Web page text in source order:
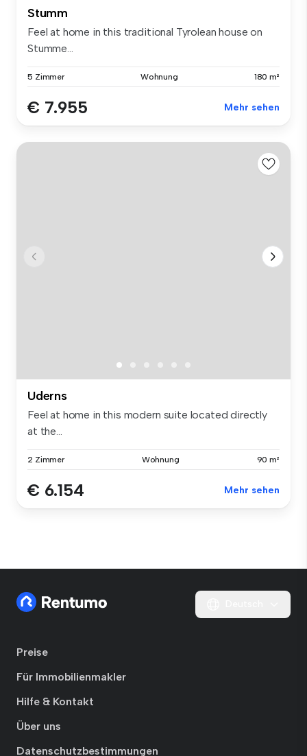
Stumm
Feel at home in this traditional Tyrolean house on
Stumme...
5 Zimmer Wohnung 180 m²
€ 7.955 Mehr sehen
Uderns
Feel at home in this modern suite located directly
at the...
2 Zimmer Wohnung 90 m²
€ 6.154 Mehr sehen
Preise
Für Immobilienmakler
Hilfe & Kontakt
Über uns
Datenschutzbestimmungen